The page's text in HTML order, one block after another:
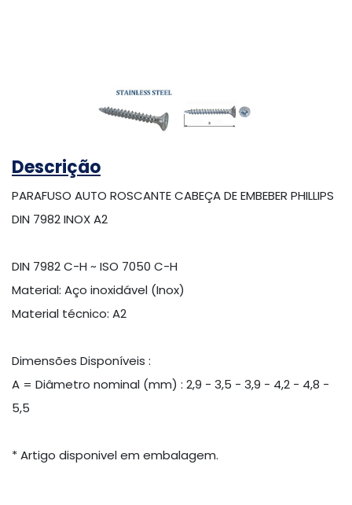
Descrição
PARAFUSO AUTO ROSCANTE CABEÇA DE EMBEBER PHILLIPS
DIN 7982 INOX A2
DIN 7982 C-H ~ ISO 7050 C-H
Material: Aço inoxidável (Inox)
Material técnico: A2
Dimensões Disponíveis :
A = Diâmetro nominal (mm) : 2,9 - 3,5 - 3,9 - 4,2 - 4,8 -
5,5
* Artigo disponivel em embalagem.